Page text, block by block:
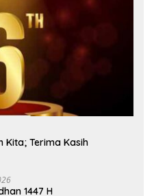
Kita; Terima Kasih
1447 H